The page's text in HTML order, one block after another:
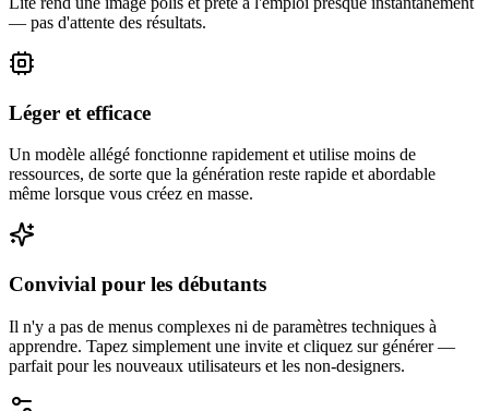
— pas d'attente des résultats.
Léger et efficace
Un modèle allégé fonctionne rapidement et utilise moins de
ressources, de sorte que la génération reste rapide et abordable
même lorsque vous créez en masse.
Convivial pour les débutants
Il n'y a pas de menus complexes ni de paramètres techniques à
apprendre. Tapez simplement une invite et cliquez sur générer —
parfait pour les nouveaux utilisateurs et les non-designers.